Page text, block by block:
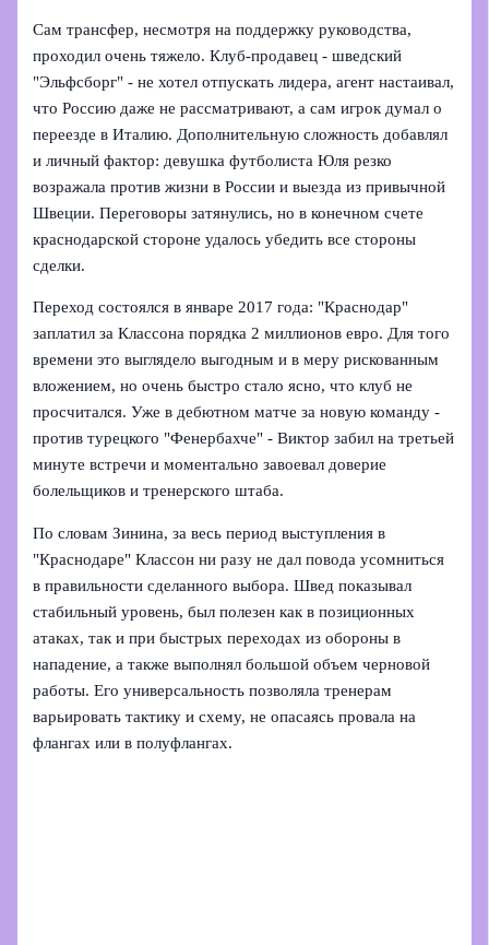
Сам трансфер, несмотря на поддержку руководства,
проходил очень тяжело. Клуб-продавец - шведский
"Эльфсборг" - не хотел отпускать лидера, агент настаивал,
что Россию даже не рассматривают, а сам игрок думал о
переезде в Италию. Дополнительную сложность добавлял
и личный фактор: девушка футболиста Юля резко
возражала против жизни в России и выезда из привычной
Швеции. Переговоры затянулись, но в конечном счете
краснодарской стороне удалось убедить все стороны
сделки.
Переход состоялся в январе 2017 года: "Краснодар"
заплатил за Классона порядка 2 миллионов евро. Для того
времени это выглядело выгодным и в меру рискованным
вложением, но очень быстро стало ясно, что клуб не
просчитался. Уже в дебютном матче за новую команду -
против турецкого "Фенербахче" - Виктор забил на третьей
минуте встречи и моментально завоевал доверие
болельщиков и тренерского штаба.
По словам Зинина, за весь период выступления в
"Краснодаре" Классон ни разу не дал повода усомниться
в правильности сделанного выбора. Швед показывал
стабильный уровень, был полезен как в позиционных
атаках, так и при быстрых переходах из обороны в
нападение, а также выполнял большой объем черновой
работы. Его универсальность позволяла тренерам
варьировать тактику и схему, не опасаясь провала на
флангах или в полуфлангах.